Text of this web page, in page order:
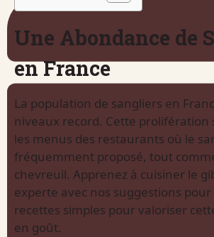
Une Abondance de
en France
La population de sangliers en
niveaux record. Cette prolifération
les menus des restaurants où le
fréquemment proposé, tout
chevreuil. Apprenez à cuisiner le
experte avec nos suggestions pour
recettes simples pour valoriser
en goût.